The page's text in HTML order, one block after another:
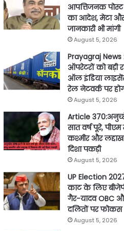
आपत्तिजनक पोस्ट
का आदेश, मेटा
जानकारी भी मांगी
August 5, 2026
Prayagraj
ऑपरेटरों को बड़ी
ऑल इंडिया
रेल नेटवर्क पर
August 5, 2026
Article
सात वर्ष पूरे,
कश्मीर और
दिशा पकड़ी
August 5, 2026
UP Election
काट के लिए
गैर-यादव OBC
दलितों पर फोकस
August 5, 2026